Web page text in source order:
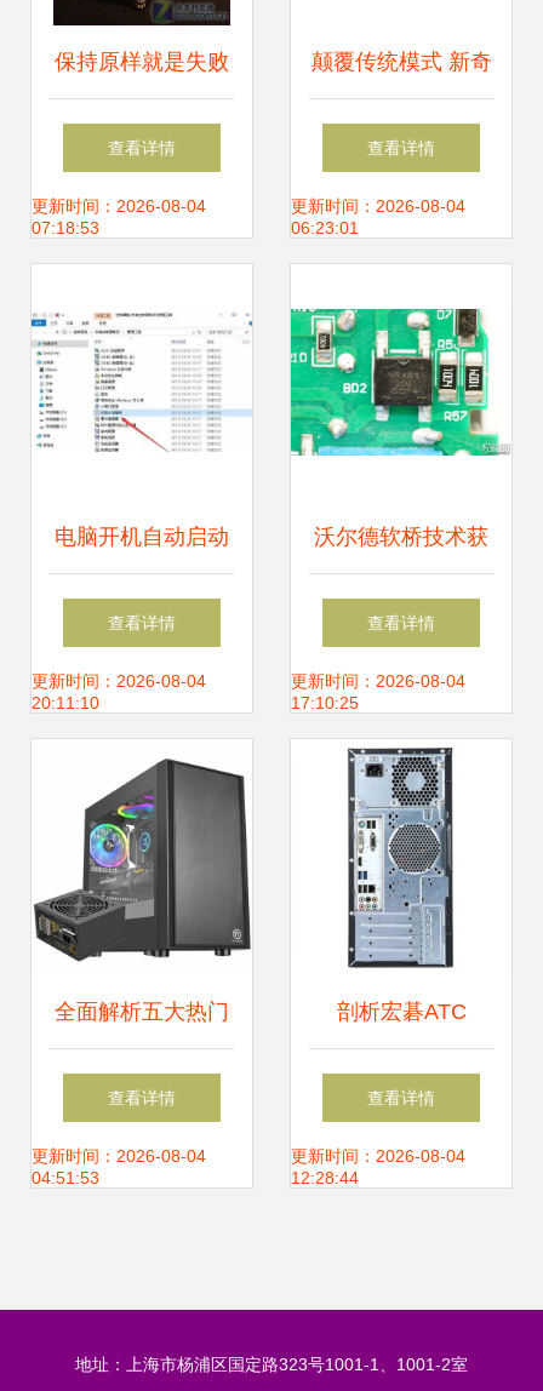
保持原样就是失败
探索硬件研发的极
限——10月精品机
查看详情
更新时间：2026-08-04
07:18:53
颠覆传统模式 新奇
特个性电脑硬件的
研发与昆明装修集
查看详情
更新时间：2026-08-04
06:23:01
电脑开机自动启动
软件的实现与硬件
研发的关联探究
查看详情
更新时间：2026-08-04
20:11:10
沃尔德软桥技术获
突破，成功进入
ABB电动汽车快充
供应链
查看详情
更新时间：2026-08-04
17:10:25
全面解析五大热门
设计原则，打造个
性化电脑机箱选购
查看详情
更新时间：2026-08-04
04:51:53
剖析宏碁ATC
700ZU台式主机 经
典办公配置与升级
查看详情
更新时间：2026-08-04
12:28:44
地址：上海市杨浦区国定路323号1001-1、1001-2室